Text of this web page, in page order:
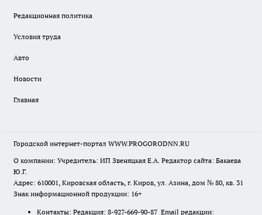
Редакционная политика
Условия труда
Авто
Новости
Главная
Городской интернет-портал WWW.PROGORODNN.RU
О компании: Учредитель: ИП Звеняцкая Е.А. Редактор сайта: Бакаева
Ю.Г.
Адрес: 610001, Кировская область, г. Киров, ул. Азина, дом № 80, кв. 31
Знак информационной продукции: 16+
Контакты: Редакция: 8-927-669-90-87 Email редакции: